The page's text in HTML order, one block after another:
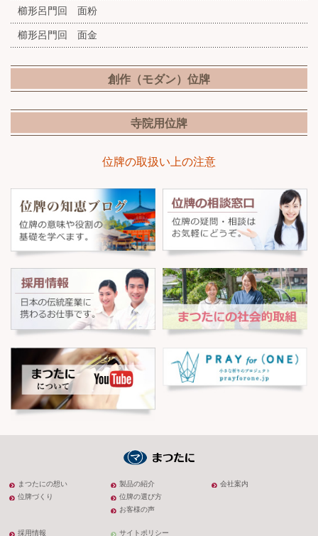
櫛形呂門回 面粉
櫛形呂門回 面金
創作（モダン）位牌
寺院用位牌
位牌の取扱い上の注意
まつたにの想い
位牌づくり
製品の紹介
位牌の選び方
お客様の声
会社案内
採用情報 サイトポリシー